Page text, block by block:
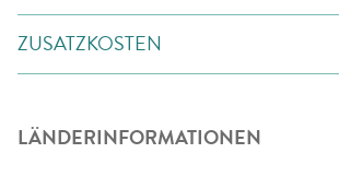
ZUSATZKOSTEN
LÄNDERINFORMATIONEN